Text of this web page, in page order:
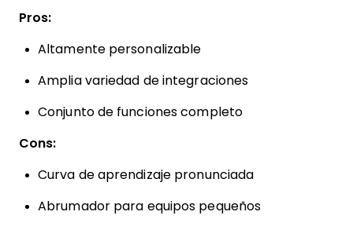
Pros:
Altamente personalizable
Amplia variedad de integraciones
Conjunto de funciones completo
Cons:
Curva de aprendizaje pronunciada
Abrumador para equipos pequeños